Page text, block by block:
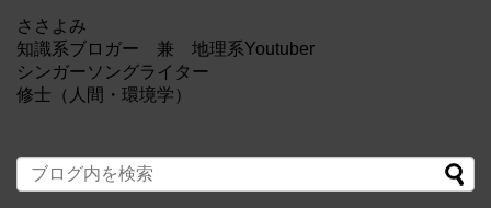
ささよみ
知識系ブロガー 兼 地理系Youtuber
シンガーソングライター
修士（人間・環境学）